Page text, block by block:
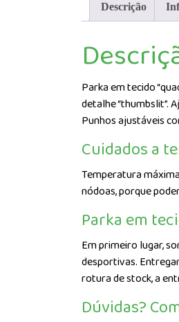
Descrição
Parka em tecido
detalhe “thumbslit”.
Punhos ajustáveis
Cuidados a
Temperatura
nódoas, porque
Parka em
Em primeiro lugar,
desportivas.
rotura de stock, a
Dúvidas?